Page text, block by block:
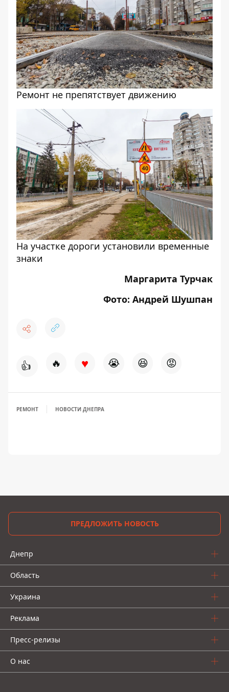
Ремонт не препятствует движению
На участке дороги установили временные
знаки
Маргарита Турчак
Фото: Андрей Шушпан
👍 🔥 ♥ 😭 😆 😡
РЕМОНТ НОВОСТИ ДНЕПРА
ПРЕДЛОЖИТЬ НОВОСТЬ
Днепр
Область
Украина
Реклама
Пресс-релизы
О нас